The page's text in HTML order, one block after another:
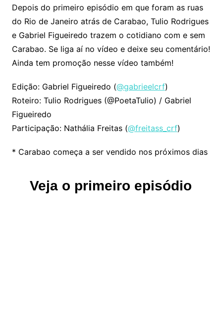
Depois do primeiro episódio em que foram as ruas
do Rio de Janeiro atrás de Carabao, Tulio Rodrigues
e Gabriel Figueiredo trazem o cotidiano com e sem
Carabao. Se liga aí no vídeo e deixe seu comentário!
Ainda tem promoção nesse vídeo também!
Edição: Gabriel Figueiredo (@gabrieelcrf)
Roteiro: Tulio Rodrigues (@PoetaTulio) / Gabriel
Figueiredo
Participação: Nathália Freitas (@freitass_crf)
* Carabao começa a ser vendido nos próximos dias
Veja o primeiro episódio